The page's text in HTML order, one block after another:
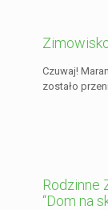
Czuwaj!
zostało
Rodzinne
“Dom na